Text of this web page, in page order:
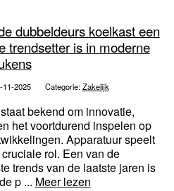
dubbeldeurs koelkast een
trendsetter is in moderne
11-2025 Categorie:Zakelijk
bekend om innovatie,
het voortdurend inspelen op
Apparatuur speelt
rol. Een van de
trends van de laatste jaren is
p ... Meer lezen